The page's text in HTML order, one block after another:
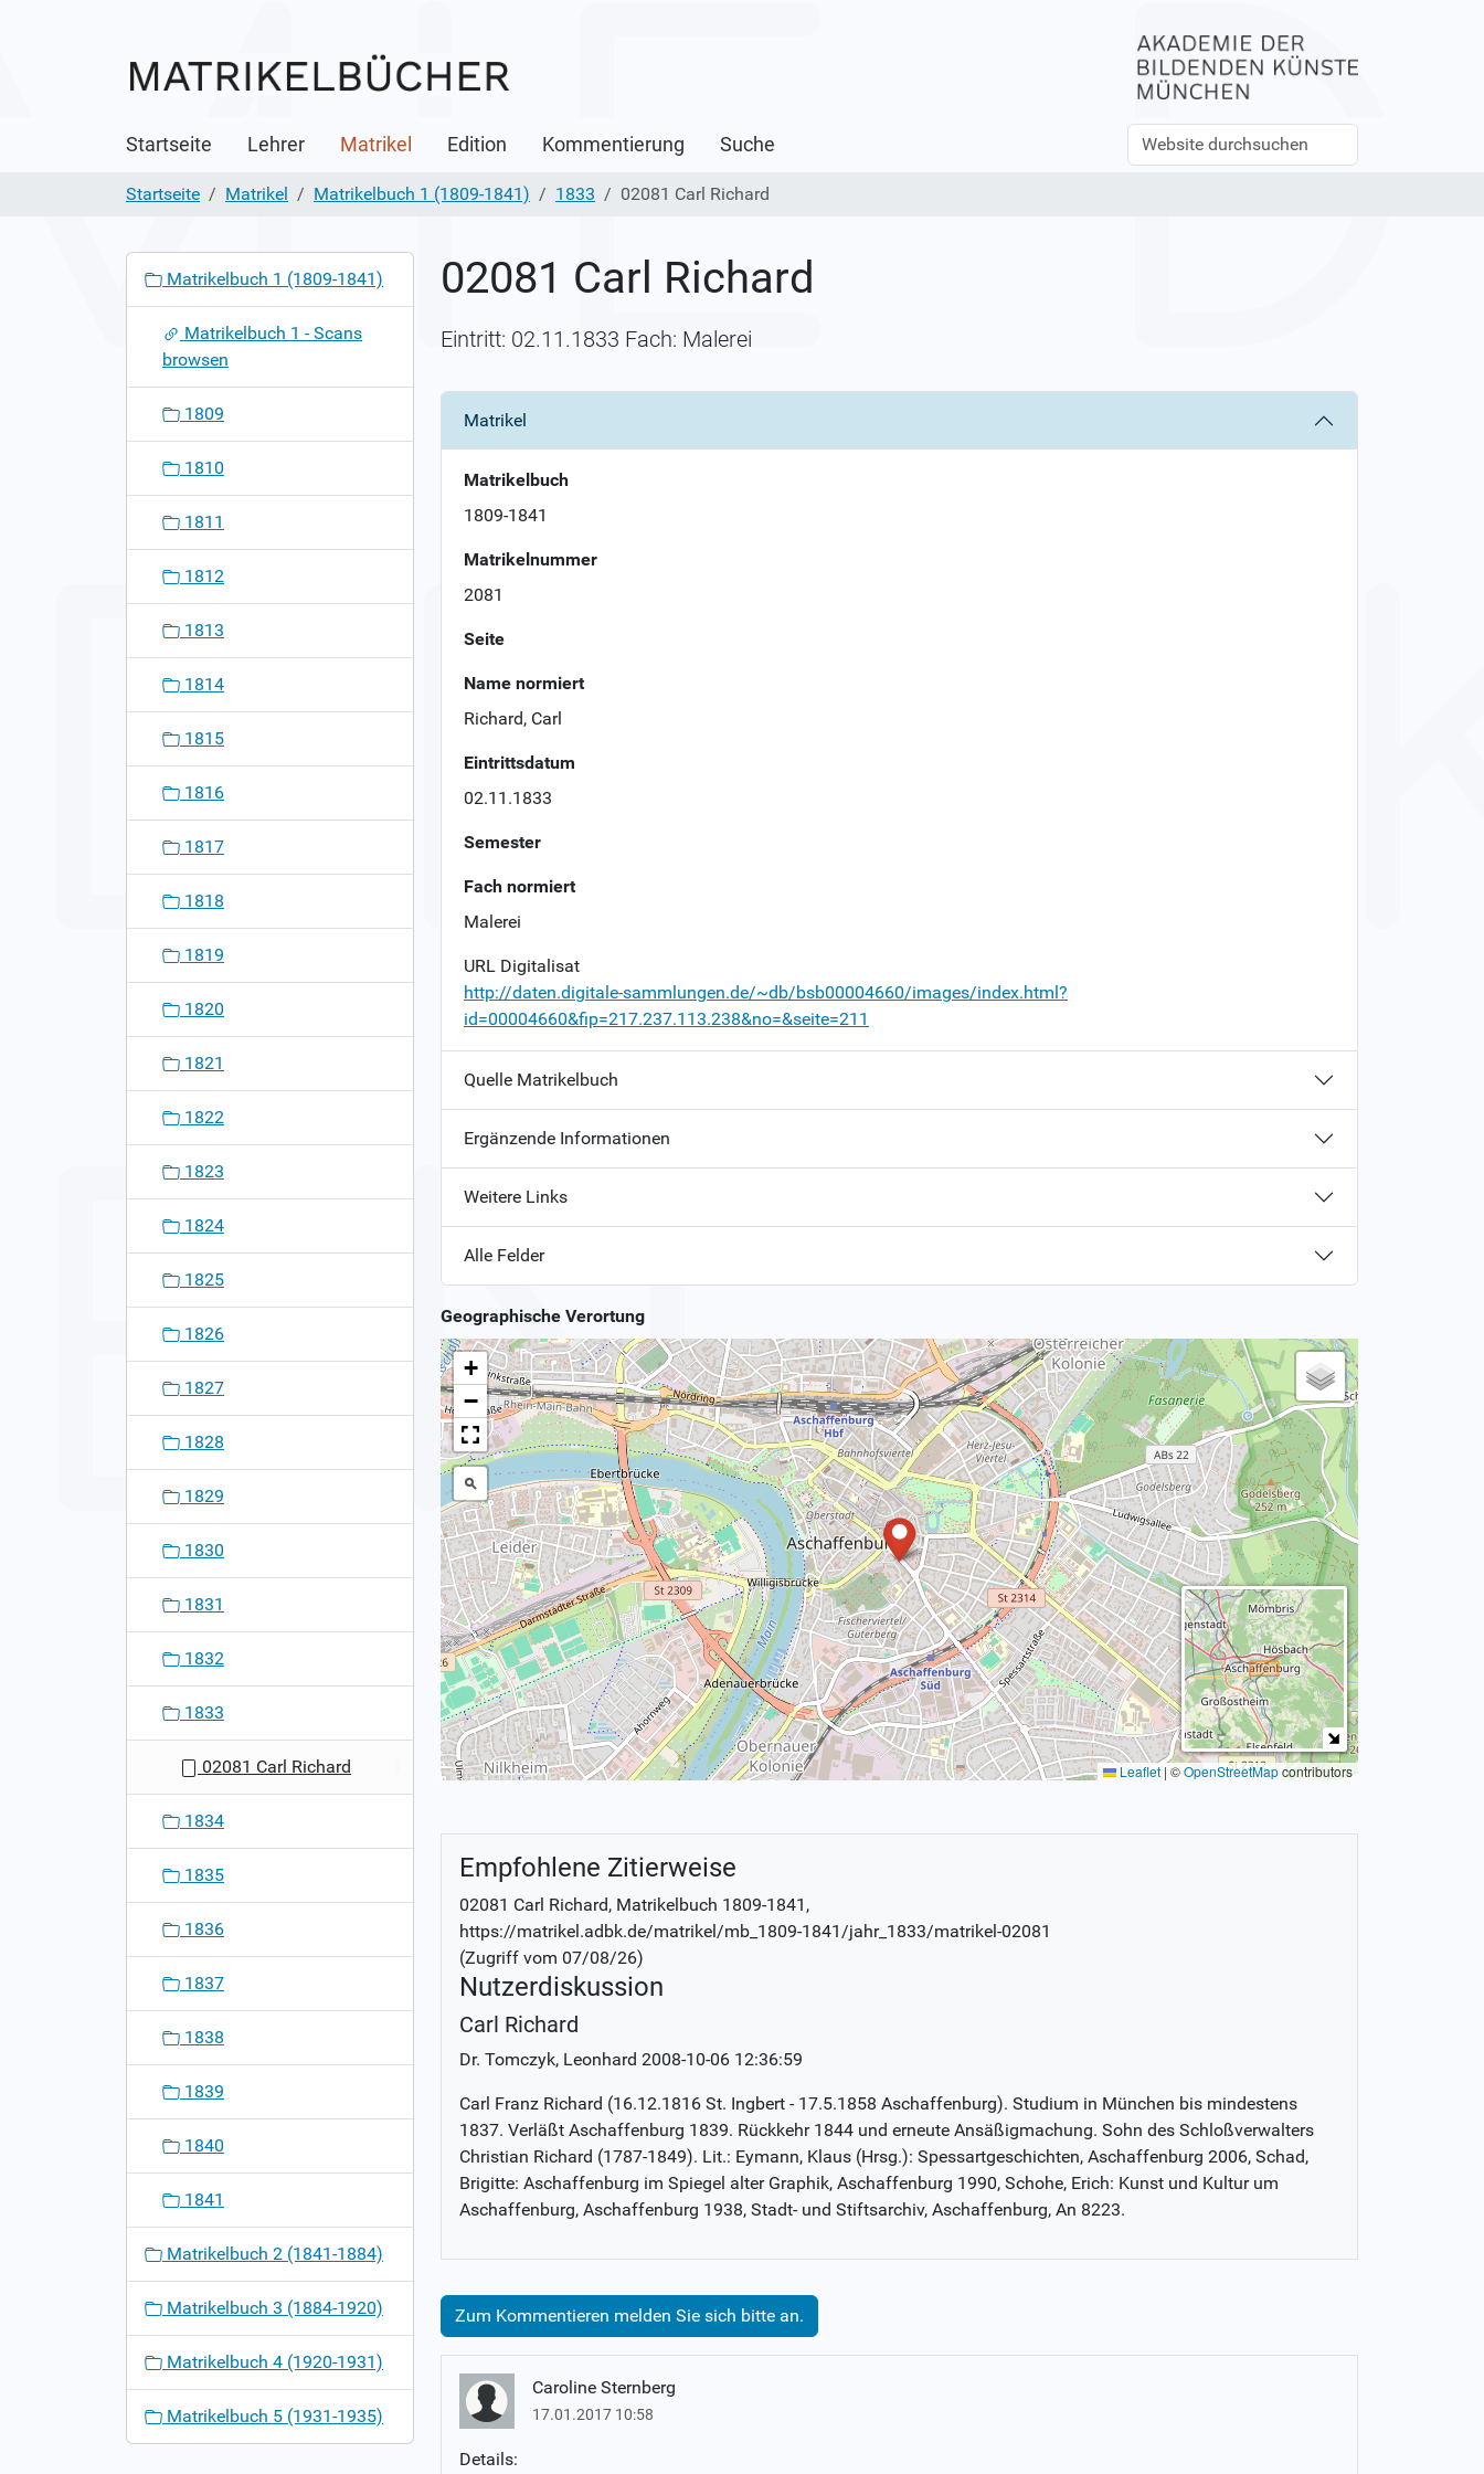
Startseite Lehrer Matrikel Edition Kommentierung Suche
Website
durchsuchen
Erweiterte
Suche…
Startseite
Matrikel Matrikelbuch 1 (1809-1841) 1833 02081 Carl Richard
02081 Carl Richard
Eintritt: 02.11.1833 Fach: Malerei
Matrikel
Matrikelbuch
1809-1841
Matrikelnummer
2081
Seite
Name normiert
Richard, Carl
Eintrittsdatum
02.11.1833
Semester
Fach normiert
Malerei
URL Digitalisat
http://daten.digitale-sammlungen.de/~db/bsb00004660/images/index.html?
id=00004660&fip=217.237.113.238&no=&seite=211
Quelle Matrikelbuch
Ergänzende Informationen
Weitere Links
Alle Felder
Geographische Verortung
+
−
Leaflet | ©OpenStreetMapcontributors
Empfohlene Zitierweise
02081 Carl Richard, Matrikelbuch 1809-1841 ,
https://matrikel.adbk.de/matrikel/mb_1809-1841/jahr_1833/matrikel-02081
(Zugriff vom 07/08/26)
Nutzerdiskussion
Carl Richard
Dr. Tomczyk, Leonhard 2008-10-06 12:36:59
Carl Franz Richard (16.12.1816 St. Ingbert - 17.5.1858 Aschaffenburg). Studium in München bis mindestens
1837. Verläßt Aschaffenburg 1839. Rückkehr 1844 und erneute Ansäßigmachung. Sohn des Schloßverwalters
Christian Richard (1787-1849). Lit.: Eymann, Klaus (Hrsg.): Spessartgeschichten, Aschaffenburg 2006, Schad,
Brigitte: Aschaffenburg im Spiegel alter Graphik, Aschaffenburg 1990, Schohe, Erich: Kunst und Kultur um
Aschaffenburg, Aschaffenburg 1938, Stadt- und Stiftsarchiv, Aschaffenburg, An 8223.
Zum Kommentieren melden Sie sich bitte an.
Caroline Sternberg
17.01.2017 10:58
Details:
n
Matrikelbuch 1 (1809-1841)
Matrikelbuch 1 - Scans
browsen
1809
1810
1811
1812
1813
1814
1815
1816
1817
1818
1819
1820
1821
1822
1823
1824
1825
1826
1827
1828
1829
1830
1831
1832
1833
02081 Carl Richard
1834
1835
1836
1837
1838
1839
1840
1841
Matrikelbuch 2 (1841-1884)
Matrikelbuch 3 (1884-1920)
Matrikelbuch 4 (1920-1931)
Matrikelbuch 5 (1931-1935)